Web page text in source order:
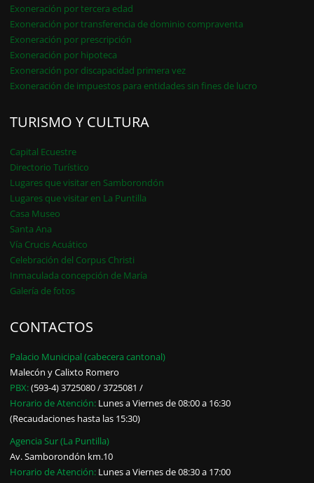
Exoneración por tercera edad
Exoneración por transferencia de dominio compraventa
Exoneración por prescripción
Exoneración por hipoteca
Exoneración por discapacidad primera vez
Exoneración de impuestos para entidades sin fines de lucro
TURISMO Y CULTURA
Capital Ecuestre
Directorio Turístico
Lugares que visitar en Samborondón
Lugares que visitar en La Puntilla
Casa Museo
Santa Ana
Vía Crucis Acuático
Celebración del Corpus Christi
Inmaculada concepción de María
Galería de fotos
CONTACTOS
Palacio Municipal (cabecera cantonal)
Malecón y Calixto Romero
PBX:(593-4) 3725080 / 3725081 /
Horario de Atención: Lunes a Viernes de 08:00 a 16:30
(Recaudaciones hasta las 15:30)
Agencia Sur (La Puntilla)
Av. Samborondón km.10
Horario de Atención: Lunes a Viernes de 08:30 a 17:00